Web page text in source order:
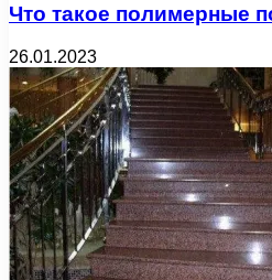
Что такое полимерные
26.01.2023